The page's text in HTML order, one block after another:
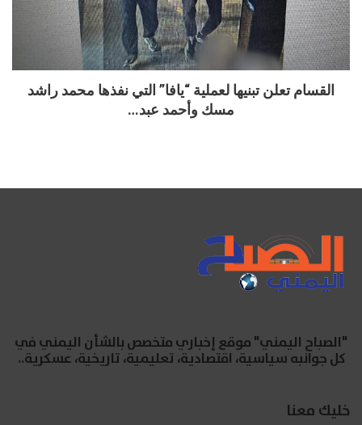
القسام تعلن تبنيها لعملية “يافا” التي نفذها محمد راشد
مسك وأحمد عبد…
"الصباح اليمني" موقع إخباري متخصص بالشأن اليمني في
كل جوانبه سياسية، اقتصادية، تعليمية، تاريخية، عسكرية..
خليك معنا